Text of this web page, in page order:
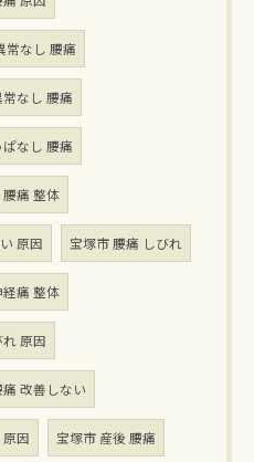
常なし 腰痛
常なし 腰痛
なし 腰痛
痛 整体
原因 宝塚市 腰痛 しびれ
痛 整体
原因
改善しない
因 宝塚市 産後 腰痛